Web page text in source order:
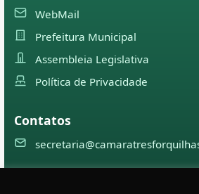
WebMail
Prefeitura Municipal
Assembleia Legislativa
Política de Privacidade
Contatos